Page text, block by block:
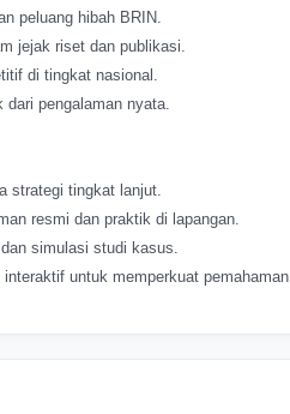
peluang hibah BRIN.
jejak riset dan publikasi.
di tingkat nasional.
pengalaman nyata.
strategi tingkat lanjut.
resmi dan praktik di lapangan.
simulasi studi kasus.
untuk memperkuat pemahaman.